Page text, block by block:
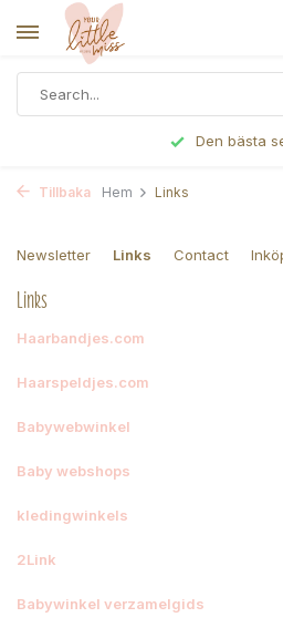
Den bästa
Tillbaka Hem Links
Newsletter Links Contact
Links
Haarbandjes.com
Haarspeldjes.com
Babywebwinkel
Baby webshops
kledingwinkels
2Link
Babywinkel verzamelgids